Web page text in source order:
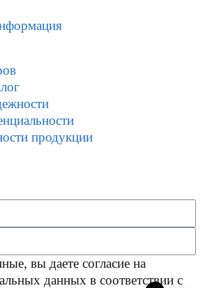
продукции
вы даете согласие на
данных в соответствии с